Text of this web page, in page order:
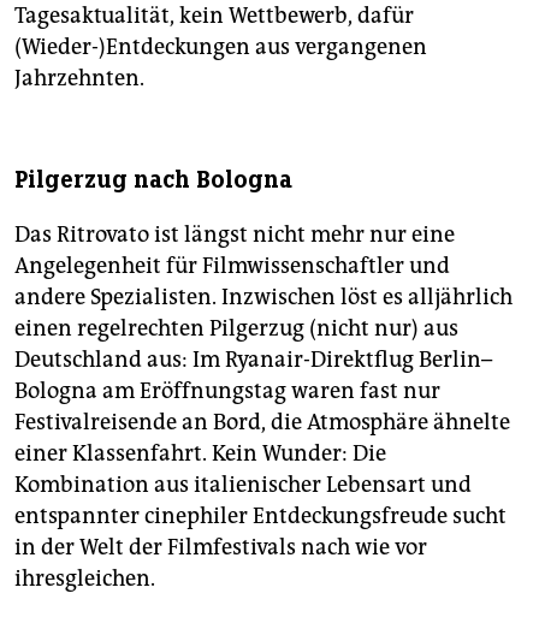
Tagesaktualität, kein Wettbewerb, dafür
(Wieder-)Entdeckungen aus vergangenen
Jahrzehnten.
Pilgerzug nach Bologna
Das Ritrovato ist längst nicht mehr nur eine
Angelegenheit für Filmwissenschaftler und
andere Spezialisten. Inzwischen löst es alljährlich
einen regelrechten Pilgerzug (nicht nur) aus
Deutschland aus: Im Ryan­air-Direktflug Berlin–
Bologna am Eröffnungstag waren fast nur
Festivalreisende an Bord, die Atmosphäre ähnelte
einer Klassenfahrt. Kein Wunder: Die
Kombination aus italienischer Lebensart und
entspannter cinephiler Entdeckungsfreude sucht
in der Welt der Filmfestivals nach wie vor
ihresgleichen.